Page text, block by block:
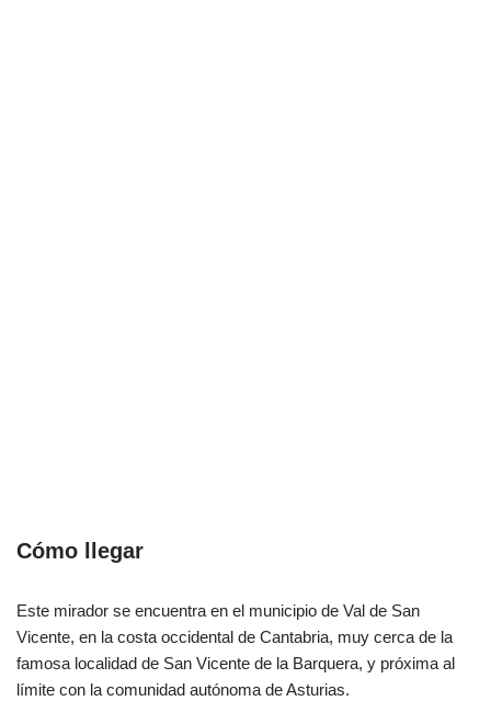
Cómo llegar
Este mirador se encuentra en el municipio de Val de San
Vicente, en la costa occidental de Cantabria, muy cerca de la
famosa localidad de San Vicente de la Barquera, y próxima al
límite con la comunidad autónoma de Asturias.